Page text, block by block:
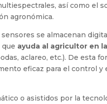
así como el
agronómica.
se almacenan
ayuda al agricultor en
aclareo, etc.). De esta
eficaz para el control y
o asistidos por la